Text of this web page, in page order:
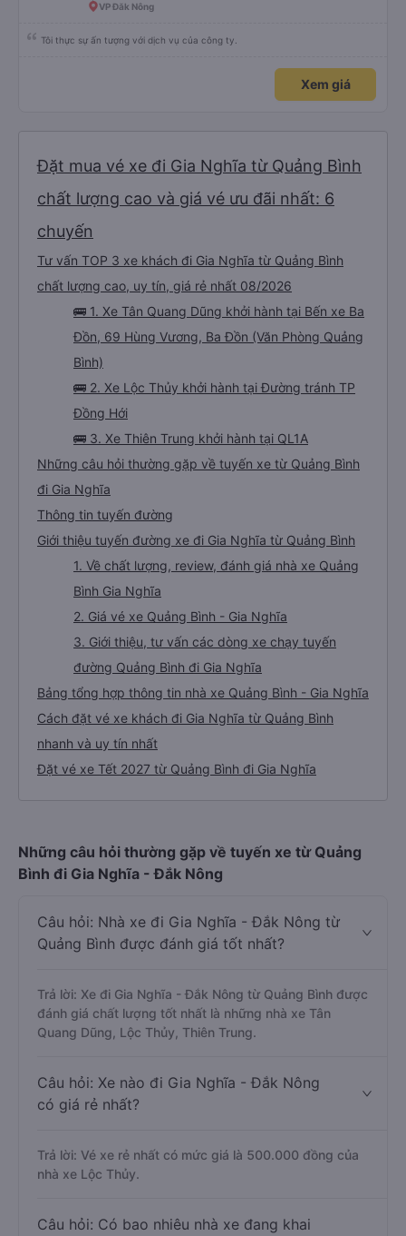
VP Đăk Nông
Tôi thực sự ấn tượng với dịch vụ của công ty.
Xem giá
Đặt mua vé xe đi Gia Nghĩa từ Quảng Bình
chất lượng cao và giá vé ưu đãi nhất: 6
chuyến
Tư vấn TOP 3 xe khách đi Gia Nghĩa từ Quảng Bình
chất lượng cao, uy tín, giá rẻ nhất 08/2026
🚌 1. Xe Tân Quang Dũng khởi hành tại Bến xe Ba
Đồn, 69 Hùng Vương, Ba Đồn (Văn Phòng Quảng
Bình)
🚌 2. Xe Lộc Thủy khởi hành tại Đường tránh TP
Đồng Hới
🚌 3. Xe Thiên Trung khởi hành tại QL1A
Những câu hỏi thường gặp về tuyến xe từ Quảng Bình
đi Gia Nghĩa
Thông tin tuyến đường
Giới thiệu tuyến đường xe đi Gia Nghĩa từ Quảng Bình
1. Về chất lượng, review, đánh giá nhà xe Quảng
Bình Gia Nghĩa
2. Giá vé xe Quảng Bình - Gia Nghĩa
3. Giới thiệu, tư vấn các dòng xe chạy tuyến
đường Quảng Bình đi Gia Nghĩa
Bảng tổng hợp thông tin nhà xe Quảng Bình - Gia Nghĩa
Cách đặt vé xe khách đi Gia Nghĩa từ Quảng Bình
nhanh và uy tín nhất
Đặt vé xe Tết 2027 từ Quảng Bình đi Gia Nghĩa
Những câu hỏi thường gặp về tuyến xe từ Quảng
Bình đi Gia Nghĩa - Đắk Nông
Câu hỏi: Nhà xe đi Gia Nghĩa - Đắk Nông từ
Quảng Bình được đánh giá tốt nhất?
Trả lời: Xe đi Gia Nghĩa - Đắk Nông từ Quảng Bình được
đánh giá chất lượng tốt nhất là những nhà xe Tân
Quang Dũng, Lộc Thủy, Thiên Trung.
Câu hỏi: Xe nào đi Gia Nghĩa - Đắk Nông
có giá rẻ nhất?
Trả lời: Vé xe rẻ nhất có mức giá là 500.000 đồng của
nhà xe Lộc Thủy.
Câu hỏi: Có bao nhiêu nhà xe đang khai